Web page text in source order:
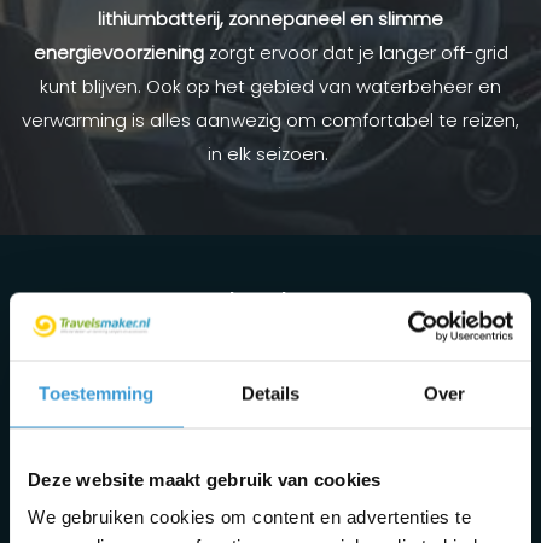
Toestemming Details Over
Deze website maakt gebruik van cookies
We gebruiken cookies om content en advertenties te
lithiumbatterij, zonnepaneel en slimme
energievoorzieningzorgt ervoor dat je langer off-grid
kunt blijven. Ook op het gebied van waterbeheer en
verwarming is alles aanwezig om comfortabel te reizen,
in elk seizoen.
Vragen over de Flex PLUS?
vragen? We helpen je graag met eerlijk en persoonlijk
advies.